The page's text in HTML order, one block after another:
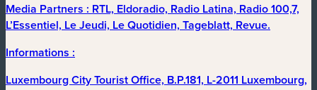
Media Partners : RTL, Eldoradio, Radio Latina, Radio 100,7,
L’Essentiel, Le Jeudi, Le Quotidien, Tageblatt, Revue.
Informations :
Luxembourg City Tourist Office, B.P.181, L-2011 Luxembourg,